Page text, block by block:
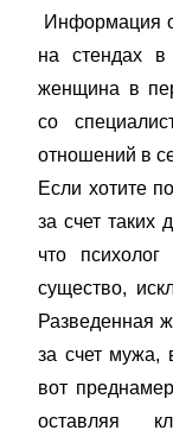
Информация
на стендах в
женщина в
со
отношений в
Если хотите
за счет таких
что
существо,
Разведенная
за счет мужа,
вот
оставляя